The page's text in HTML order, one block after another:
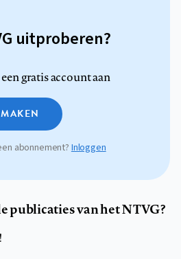
uitproberen?
een gratis account aan
abonnement?Inloggen
publicaties van het NTVG?